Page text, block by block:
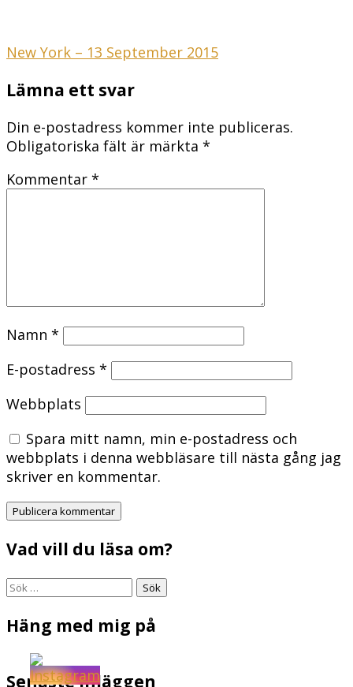
Inläggsnavigering
New York – 13 September 2015
Lämna ett svar
Din e-postadress kommer inte publiceras.
Obligatoriska fält är märkta *
Kommentar *
Namn *
E-postadress *
Webbplats
Spara mitt namn, min e-postadress och
webbplats i denna webbläsare till nästa gång jag
skriver en kommentar.
Vad vill du läsa om?
Sök
Häng med mig på
Senaste inläggen